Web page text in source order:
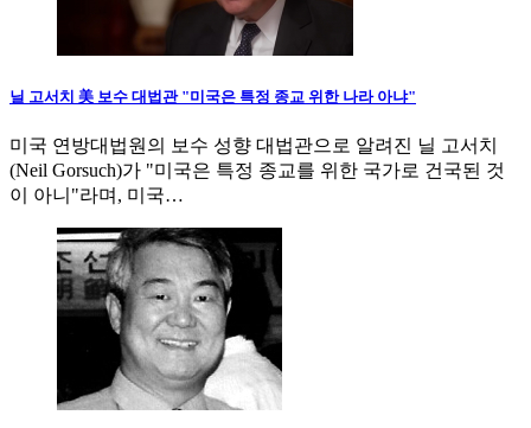
닐 고서치 美 보수 대법관 "미국은 특정 종교 위한 나라 아냐"
미국 연방대법원의 보수 성향 대법관으로 알려진 닐 고서치
(Neil Gorsuch)가 "미국은 특정 종교를 위한 국가로 건국된 것
이 아니"라며, 미국…